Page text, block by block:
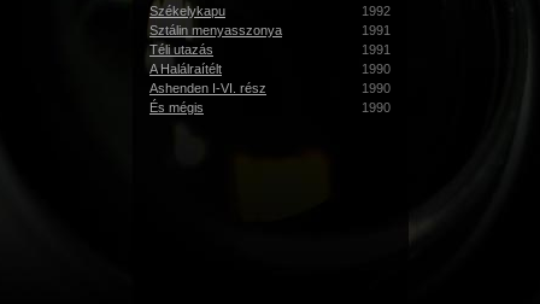
Székelykapu
1992
Sztálin menyasszonya
1991
Téli utazás
1991
A Halálraítélt
1990
Ashenden I-VI. rész
1990
És mégis
1990